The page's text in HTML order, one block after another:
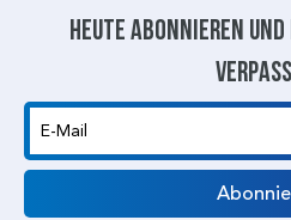
Heute abonnieren
E-Mail